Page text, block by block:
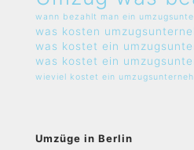
wann bezahlt man ein
was kosten
was kostet ein
was kostet ein
wieviel kostet ein
Umzüge in Berlin